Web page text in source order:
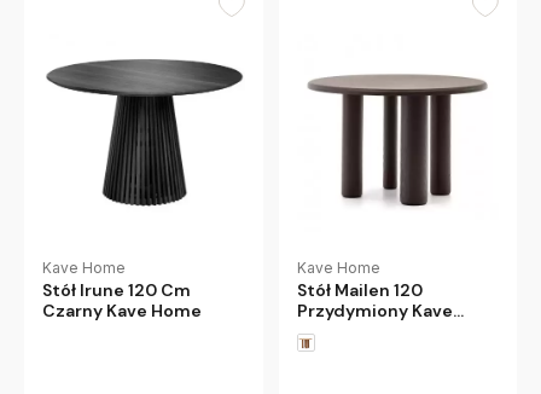
Kave Home
Stół Irune 120 Cm
Czarny Kave Home
Kave Home
Stół Mailen 120
Przydymiony Kave
Home